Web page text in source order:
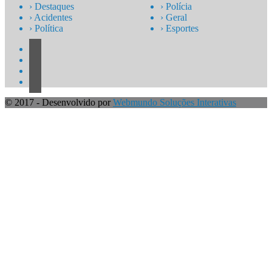
› Destaques
› Acidentes
› Política
› Polícia
› Geral
› Esportes
© 2017 - Desenvolvido porWebmundo Soluções Interativas